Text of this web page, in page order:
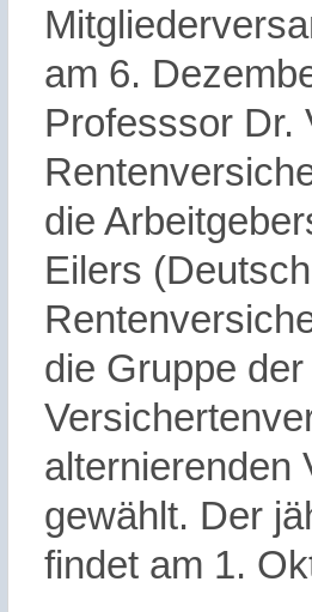
am 6.
Professsor Dr.
die
Eilers
die Gruppe der
alternierenden
gewählt. Der
findet am 1.